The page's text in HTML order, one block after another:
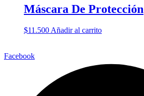
Máscara De Protección
$11.500 Añadir al carrito
Facebook